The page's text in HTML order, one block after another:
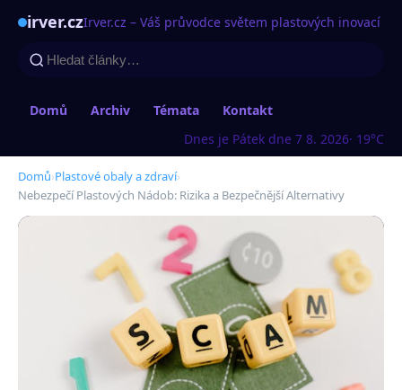
irver.czIrver.cz – Váš průvodce světem plastových inovací
Domů Archiv Témata
Kontakt
Dnes je Pátek dne 7 8. 2026· 19°C
Domů›Plastové obaly a zdraví›
Nebezpečí Plastových Nádob: Rizika a Bezpečnější Alternativy